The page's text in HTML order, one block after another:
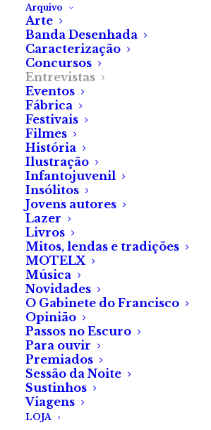
Arquivo
Arte
Banda Desenhada
Caracterização
Concursos
Entrevistas
Eventos
Fábrica
Festivais
Filmes
História
Ilustração
Infantojuvenil
Insólitos
Jovens autores
Lazer
Livros
Mitos, lendas e tradições
MOTELX
Música
Novidades
O Gabinete do Francisco
Opinião
Passos no Escuro
Para ouvir
Premiados
Sessão da Noite
Sustinhos
Viagens
LOJA
Laura Silva
Olá, Raquel. És professora,
escritora… és mãe. Há mais
que te falte fazer?
Não, espero não me meter mais em
Chega de aventuras, [isto] dá muito
dizer, se aparecer alguma coisa que
acabo sempre por querer esse
bem como estou.
E no meio disso tudo, como é
tempo para escrever?